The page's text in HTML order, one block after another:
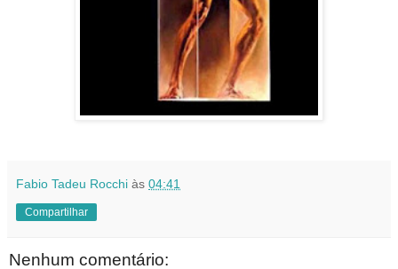
Fabio Tadeu Rocchi às 04:41
Compartilhar
Nenhum comentário: